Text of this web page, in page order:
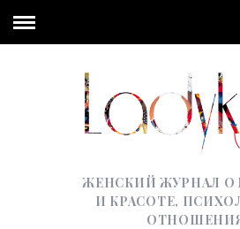
ЖЕНСКИЙ ЖУРНАЛ О
И КРАСОТЕ,